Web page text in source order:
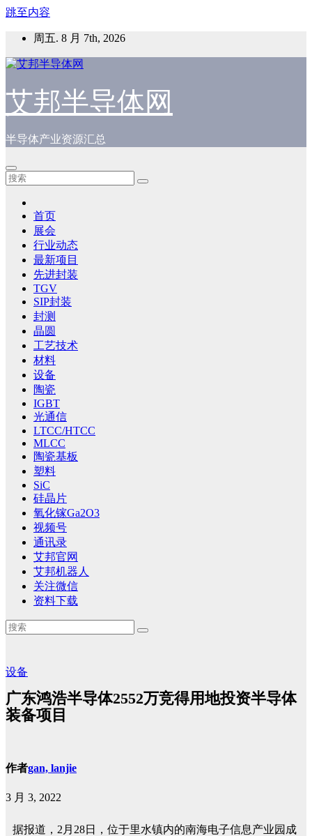
跳至内容
周五. 8 月 7th, 2026
艾邦半导体网
半导体产业资源汇总
首页
展会
行业动态
最新项目
先进封装
TGV
SIP封装
封测
晶圆
工艺技术
材料
设备
陶瓷
IGBT
光通信
LTCC/HTCC
MLCC
陶瓷基板
塑料
SiC
硅晶片
氧化镓Ga2O3
视频号
通讯录
艾邦官网
艾邦机器人
关注微信
资料下载
设备
广东鸿浩半导体2552万竞得用地投资半导体
装备项目
作者gan, lanjie
3 月 3, 2022
据报道，2月28日，位于里水镇内的南海电子信息产业园成